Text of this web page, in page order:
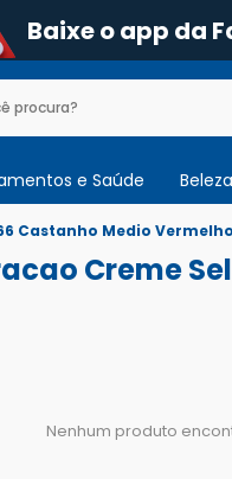
Baixe o app da
e Saúde
Castanho Medio
Creme
Nenhum produto